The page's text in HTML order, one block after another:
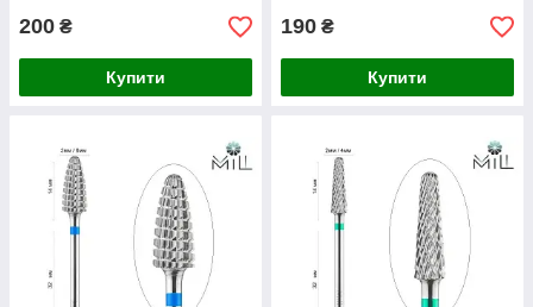
200 ₴
Купити
190 ₴
Купити